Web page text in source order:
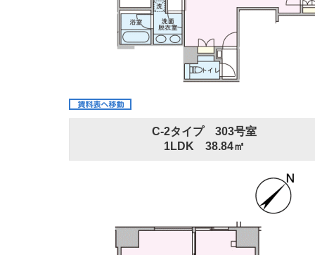
C-2タイプ 303号室
1LDK 38.84㎡